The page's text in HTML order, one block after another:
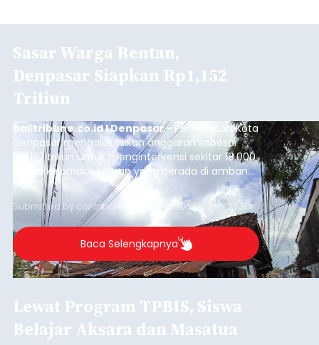
Sasar Warga Rentan,
Denpasar Siapkan Rp1,152
Triliun
balitribune.co.id I Denpasar - Pemerintah Kota
Denpasar mengalokasikan anggaran sebesar
Rp1,152 triliun untuk mengintervensi sekitar 18.000
warga kelompok rentan yang berada di ambang
garis kemiskinan. Langkah strategis ini diambil
guna menjaga masyarakat yang berada pada
kelompok desil 5 dan 6 tersebut agar tidak
merosot ke kategori miskin.
Submitted by contributor Thu, 08/06/2026 - 21:31
Baca Selengkapnya
Lewat Program TPBIS, Siswa
Belajar Aksara dan Masatua